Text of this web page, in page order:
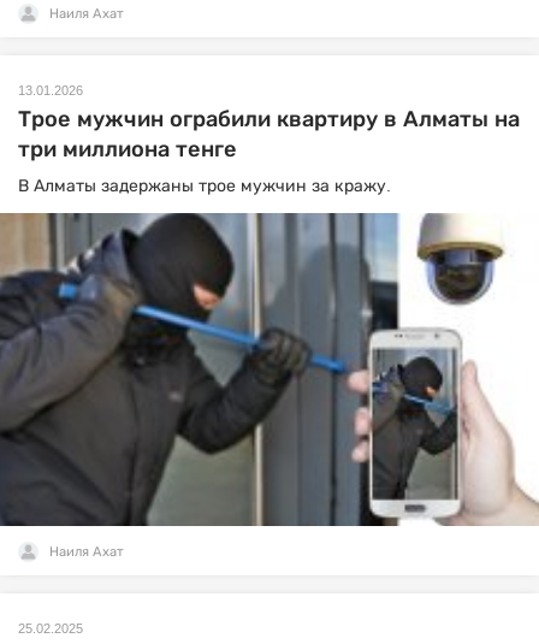
Наиля Ахат
13.01.2026
Трое мужчин ограбили квартиру в Алматы на
три миллиона тенге
В Алматы задержаны трое мужчин за кражу.
Наиля Ахат
25.02.2025